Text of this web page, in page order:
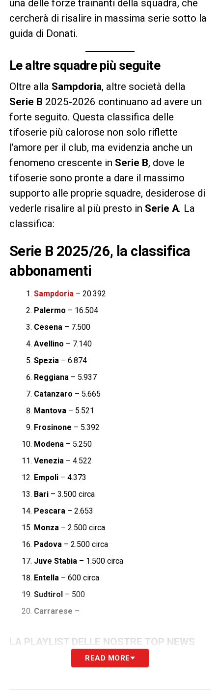
una delle forze trainanti della squadra, che
cercherà di risalire in massima serie sotto la
guida di Donati.
Le altre squadre più seguite
Oltre alla Sampdoria, altre società della
Serie B 2025-2026 continuano ad avere un
forte seguito. Questa classifica delle
tifoserie più calorose non solo riflette
l’amore per il club, ma evidenzia anche un
fenomeno crescente in Serie B, dove le
tifoserie sono pronte a dare il massimo
supporto alle proprie squadre, desiderose di
vederle risalire al più presto in Serie A. La
classifica:
Serie B 2025/26, la classifica
abbonamenti
Sampdoria – 20.392
Palermo – 16.504
Cesena– 7.500
Avellino – 7.140
Spezia – 6.874
Reggiana – 5.937
Catanzaro – 5.665
Mantova – 5.521
Frosinone – 5.392
Modena– 5.250
Venezia – 4.522
Empoli – 4.373
Bari – 3.500 circa
Pescara – 2.653
Monza – 2.500 circa
Padova – 2.500 circa
Juve Stabia – 1.500 circa
Entella – 600 circa
Sudtirol – 500
Carrarese –
LA PLAYLIST DELLE NOSTRE TOP NEWS
READ MORE